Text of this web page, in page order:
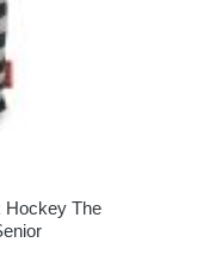
Hockey The